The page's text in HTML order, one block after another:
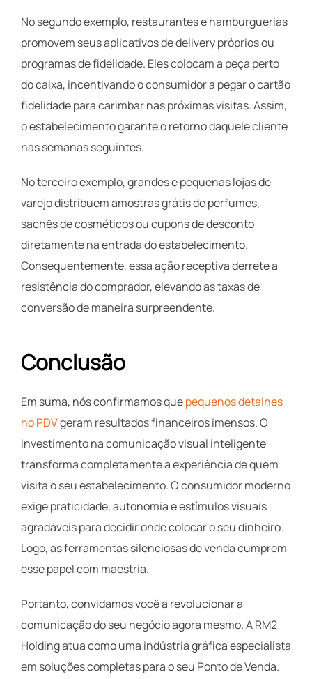
No segundo exemplo, restaurantes e hamburguerias
promovem seus aplicativos de delivery próprios ou
programas de fidelidade. Eles colocam a peça perto
do caixa, incentivando o consumidor a pegar o cartão
fidelidade para carimbar nas próximas visitas. Assim,
o estabelecimento garante o retorno daquele cliente
nas semanas seguintes.
No terceiro exemplo, grandes e pequenas lojas de
varejo distribuem amostras grátis de perfumes,
sachês de cosméticos ou cupons de desconto
diretamente na entrada do estabelecimento.
Consequentemente, essa ação receptiva derrete a
resistência do comprador, elevando as taxas de
conversão de maneira surpreendente.
Conclusão
Em suma, nós confirmamos quepequenos detalhes
no PDVgeram resultados financeiros imensos. O
investimento na comunicação visual inteligente
transforma completamente a experiência de quem
visita o seu estabelecimento. O consumidor moderno
exige praticidade, autonomia e estímulos visuais
agradáveis para decidir onde colocar o seu dinheiro.
Logo, as ferramentas silenciosas de venda cumprem
esse papel com maestria.
Portanto, convidamos você a revolucionar a
comunicação do seu negócio agora mesmo. A RM2
Holding atua como uma indústria gráfica especialista
em soluções completas para o seu Ponto de Venda.